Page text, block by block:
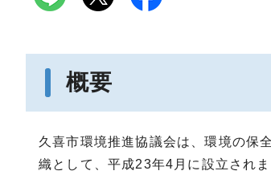
概要
久喜市環境推進協議会は、環境の保
織として、平成23年4月に設立されま